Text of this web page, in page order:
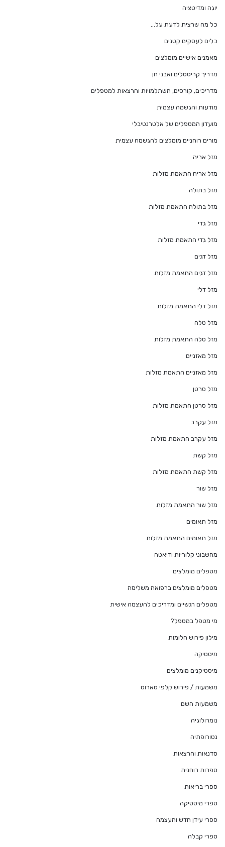
יוגה ומדיטציה
כל מה שרצית לדעת על…
כלים לעסקים קטנים
מאמנים אישיים מומלצים
מדריך קריסטלים ואבני חן
מדריכים, קורסים, השתלמויות והרצאות למטפלים
מודעות והגשמה עצמית
מועדון המטפלים של אלטרנטיבלי
מורים רוחניים מומלצים להגשמה עצמית
מזל אריה
מזל אריה התאמת מזלות
מזל בתולה
מזל בתולה התאמת מזלות
מזל גדי
מזל גדי התאמת מזלות
מזל דגים
מזל דגים התאמת מזלות
מזל דלי
מזל דלי התאמת מזלות
מזל טלה
מזל טלה התאמת מזלות
מזל מאזניים
מזל מאזניים התאמת מזלות
מזל סרטן
מזל סרטן התאמת מזלות
מזל עקרב
מזל עקרב התאמת מזלות
מזל קשת
מזל קשת התאמת מזלות
מזל שור
מזל שור התאמת מזלות
מזל תאומים
מזל תאומים התאמת מזלות
מחשבוני קלוריות ודיאטה
מטפלים מומלצים
מטפלים מומלצים ברפואה משלימה
מטפלים רגשיים ומדריכים להעצמה אישית
מי מטפל במטפל?
מילון פירוש חלומות
מיסטיקה
מיסטיקנים מומלצים
משמעות / פירוש קלפי טארוט
משמעות השם
נומרולוגיה
נטורופתיה
סדנאות והרצאות
ספרות רוחנית
ספרי בריאות
ספרי מיסטיקה
ספרי עידן חדש והעצמה
ספרי קבלה